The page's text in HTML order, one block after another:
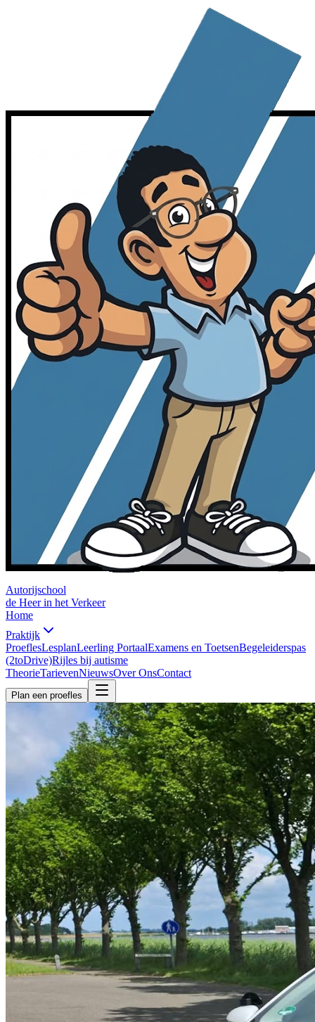
Autorijschool
de Heer in het Verkeer
Home
Praktijk
ProeflesLesplanLeerling PortaalExamens en ToetsenBegeleiderspas
(2toDrive)Rijles bij autisme
TheorieTarievenNieuwsOver OnsContact
Plan een proefles